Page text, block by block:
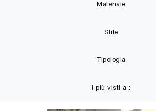
Materiale
Stile
Tipologia
I più visti a :